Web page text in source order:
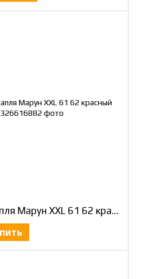
Берет ДШВ капля Марун XXL 61 62 красный